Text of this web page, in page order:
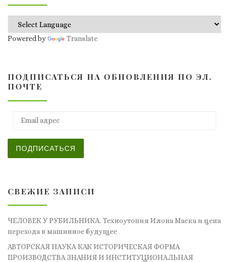
Powered by Translate
ПОДПИСАТЬСЯ НА ОБНОВЛЕНИЯ ПО ЭЛ.
ПОЧТЕ
ПОДПИСАТЬСЯ
СВЕЖИЕ ЗАПИСИ
ЧЕЛОВЕК У РУБИЛЬНИКА. Техноутопия Илона Маска и цена
перехода в машинное будущее
АВТОРСКАЯ НАУКА КАК ИСТОРИЧЕСКАЯ ФОРМА
ПРОИЗВОДСТВА ЗНАНИЯ И ИНСТИТУЦИОНАЛЬНАЯ